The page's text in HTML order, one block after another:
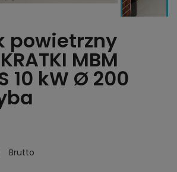
powietrzny
MBM
10 kW Ø 200
Brutto